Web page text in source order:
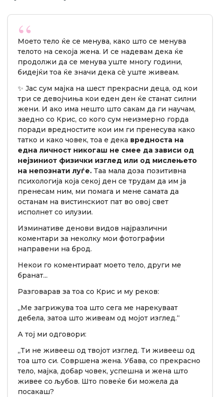
Моето тело ќе се менува, како што се менува
телото на секоја жена. И се надевам дека ќе
продолжи да се менува уште многу години,
бидејќи тоа ќе значи дека сè уште живеам.
✨ Јас сум мајка на шест прекрасни деца, од кои
три се девојчиња кои еден ден ќе станат силни
жени. И ако има нешто што сакам да ги научам,
заедно со Крис, со кого сум неизмерно горда
поради вредностите кои им ги пренесува како
татко и како човек, тоа е дека вредноста на
една личност никогаш не смее да зависи од
нејзиниот физички изглед или од мислењето
на непознати луѓе. Таа мала доза позитивна
психологија која секој ден се трудам да им ја
пренесам ним, ми помага и мене самата да
останам на вистинскиот пат во овој свет
исполнет со илузии.
Изминативе денови видов најразлични
коментари за неколку мои фотографии
направени на брод.
Некои го коментираат моето тело, други ме
бранат...
Разговарав за тоа со Крис и му реков:
„Ме загрижува тоа што сега ме нарекуваат
дебела, затоа што живеам од мојот изглед.“
А тој ми одговори:
„Ти не живееш од твојот изглед. Ти живееш од
тоа што си. Совршена жена. Убава, со прекрасно
тело, мајка, добар човек, успешна и жена што
живее со љубов. Што повеќе би можела да
посакаш?